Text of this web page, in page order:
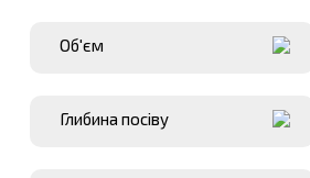
Об'єм
Глибина посіву